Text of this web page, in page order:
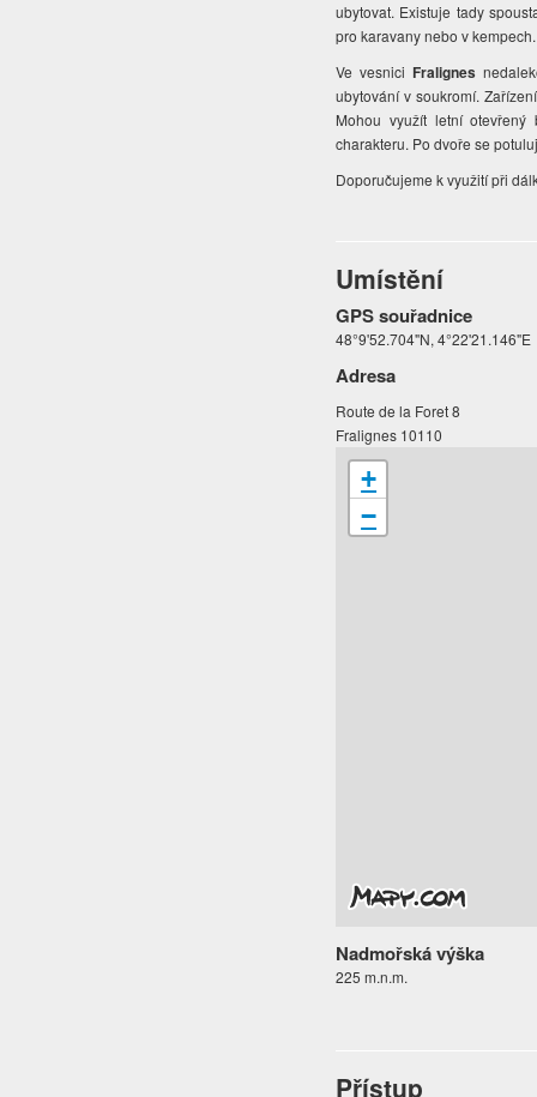
ubytovat. Existuje tady
pro karavany nebo v
Ve vesnici Fralignes
ubytování v soukromí.
Mohou využít letní
charakteru. Po dvoře se
Doporučujeme k využití při
Umístění
GPS souřadnice
48°9'52.704"N, 4°22'21.146"E
Adresa
Route de la Foret 8
Fralignes 10110
+
−
Nadmořská výška
225 m.n.m.
Přístup